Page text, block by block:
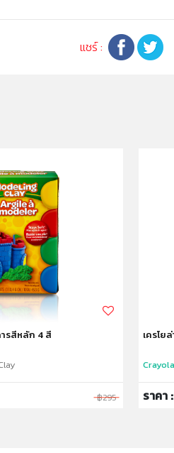
ดูดด้วยเครื่องดูดฝุ่น
องจากอุณหภูมิ การใช้งาน หรือ
วยวัตถุดิบFood Grade
อกระปุก
with Handel](W)6.8 x
ขึ้นไป
งลวดลาย สีสันบนผลิตภัณฑ์ หรือ
ารถแจ้งให้ทราบล่วงหน้า และสี
ไซต์อาจมีความแตกต่างกันจาก
ต่ละหน้าจอ
แชร์ :
รสีหลัก 4 สี
฿295
เครโ
ราคา